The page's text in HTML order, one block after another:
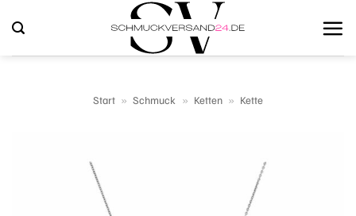
Inhalt
springen
Start » Schmuck » Ketten » Kette